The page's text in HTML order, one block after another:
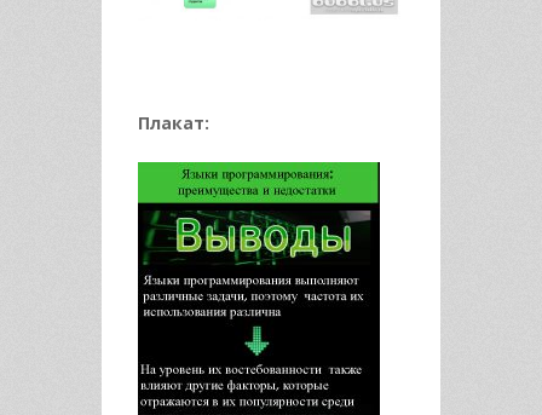
Плакат: